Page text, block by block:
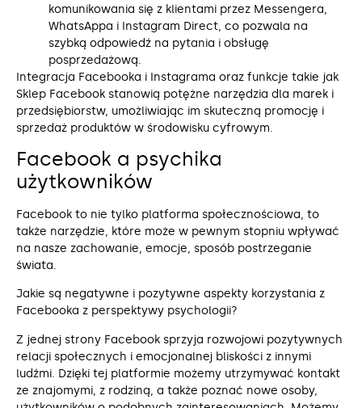
komunikowania się z klientami przez Messengera,
WhatsAppa i Instagram Direct, co pozwala na
szybką odpowiedź na pytania i obsługę
posprzedażową.
Integracja Facebooka i Instagrama oraz funkcje takie jak
Sklep Facebook stanowią potężne narzędzia dla marek i
przedsiębiorstw, umożliwiając im skuteczną promocję i
sprzedaż produktów w środowisku cyfrowym.
Facebook a psychika
użytkowników
Facebook to nie tylko platforma społecznościowa, to
także narzędzie, które może w pewnym stopniu wpływać
na nasze zachowanie, emocje, sposób postrzeganie
świata.
Jakie są negatywne i pozytywne aspekty korzystania z
Facebooka z perspektywy psychologii?
Z jednej strony Facebook sprzyja rozwojowi pozytywnych
relacji społecznych i emocjonalnej bliskości z innymi
ludźmi. Dzięki tej platformie możemy utrzymywać kontakt
ze znajomymi, z rodziną, a także poznać nowe osoby,